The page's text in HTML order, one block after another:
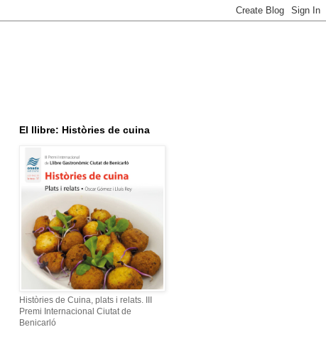
El llibre: Històries de cuina
Històries de Cuina, plats i relats. III
Premi Internacional Ciutat de
Benicarló